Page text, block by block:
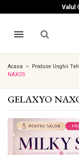
Valul
Acasa Produse Unghii
NAXOS
GELAXYO